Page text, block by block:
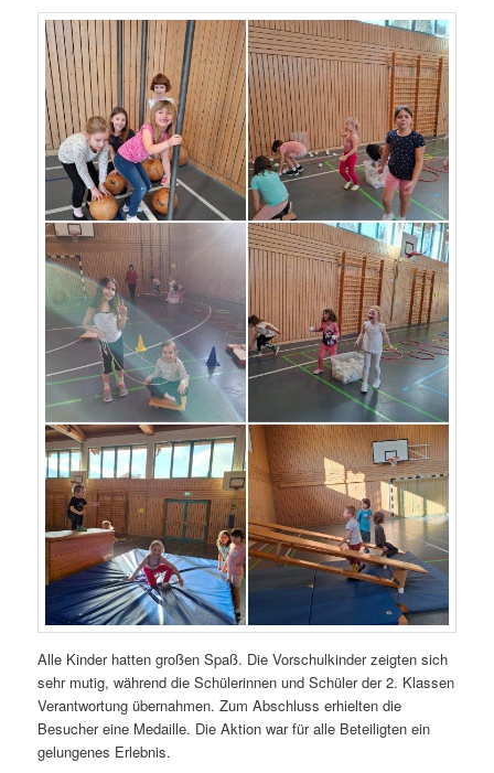
Alle Kinder hatten großen Spaß. Die Vorschulkinder zeigten sich
sehr mutig, während die Schülerinnen und Schüler der 2. Klassen
Verantwortung übernahmen. Zum Abschluss erhielten die
Besucher eine Medaille. Die Aktion war für alle Beteiligten ein
gelungenes Erlebnis.